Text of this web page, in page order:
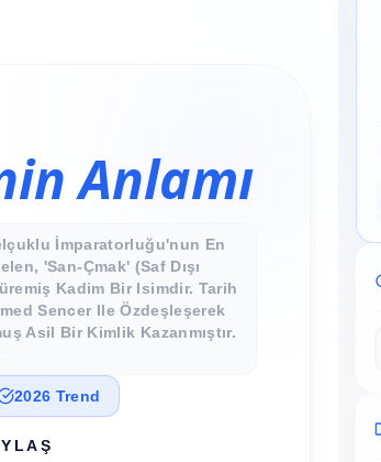
Anlamı
İmparatorluğu'nun En
'san-Çmak' (saf Dışı
Kadim Bir Isimdir. Tarih
Sencer Ile Özdeşleşerek
Asil Bir Kimlik Kazanmıştır.
2026 Trend